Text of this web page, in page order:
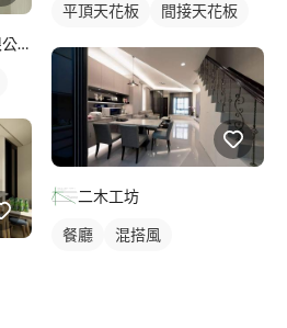
方圓之間 室內設計有限公司
平頂天花板 間接天花板
二木工坊
餐廳 混搭風